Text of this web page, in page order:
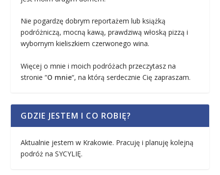
Nie pogardzę dobrym reportażem lub książką
podróżniczą, mocną kawą, prawdziwą włoską pizzą i
wybornym kieliszkiem czerwonego wina.
Więcej o mnie i moich podróżach przeczytasz na
stronie “O mnie“, na którą serdecznie Cię zapraszam.
GDZIE JESTEM I CO ROBIĘ?
Aktualnie jestem w Krakowie. Pracuję i planuję kolejną
podróż na SYCYLIĘ.